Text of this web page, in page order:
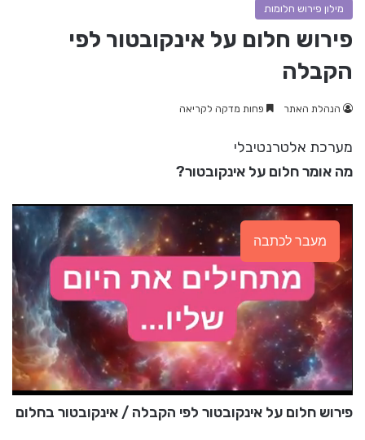
מילון פירוש חלומות
פירוש חלום על אינקובטור לפי
הקבלה
הנהלת האתר פחות מדקה לקריאה
מערכת אלטרנטיבלי
מה אומר חלום על אינקובטור?
מעבר לכתבה
פירוש חלום על אינקובטור לפי הקבלה / אינקובטור בחלום